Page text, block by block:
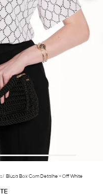
/ Blusa Box Com Detalhe - Off White